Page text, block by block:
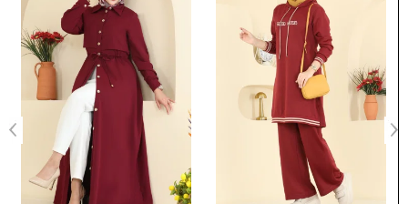
52
112